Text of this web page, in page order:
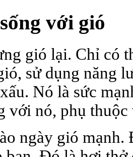
với gió
gió lại. Chỉ có
sử dụng năng
Nó là sức
với nó, phụ
ngày gió mạnh.